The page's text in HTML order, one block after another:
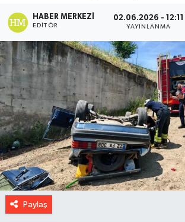
HABER MERKEZI
EDITÖR
02.06.2026 - 12:11
YAYINLANMA
Paylaş
Sağlık